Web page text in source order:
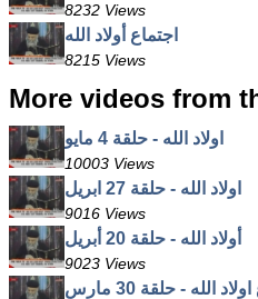
8232 Views
اجتماع أولاد الله
8215 Views
More videos from
اولاد الله - حلقة 4 مايو
10003 Views
اولاد الله - حلقة 27 ابريل
9016 Views
أولاد الله - حلقة 20 أبريل
9023 Views
الله - حلقة 30 مارس